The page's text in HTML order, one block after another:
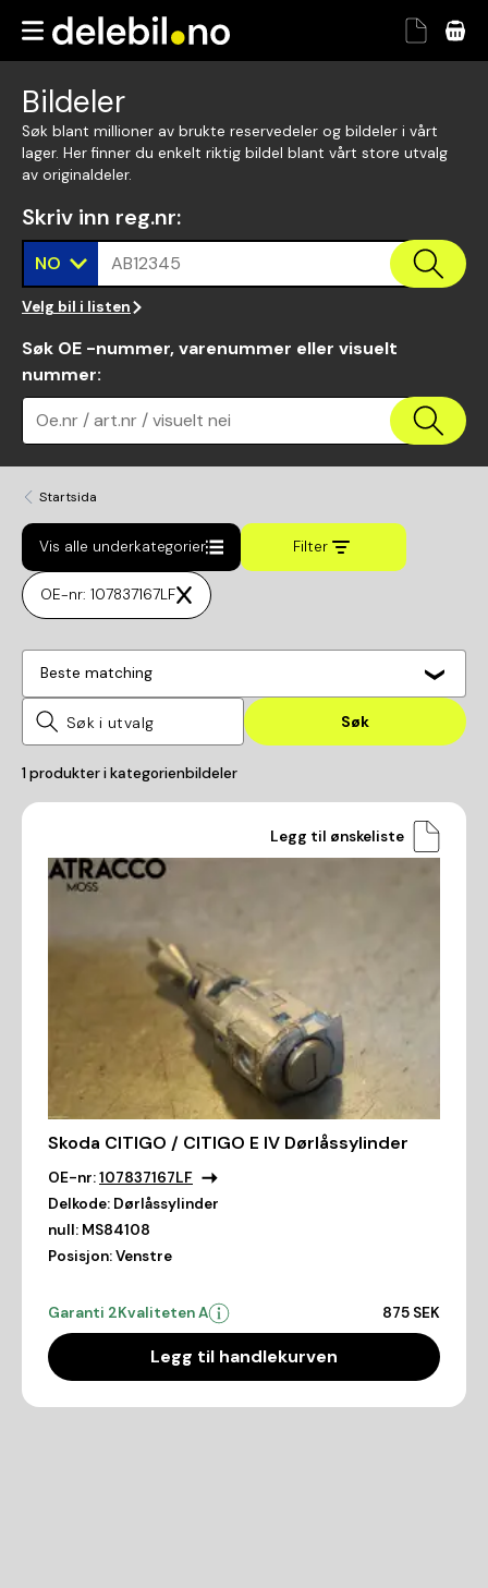
Bildeler
Søk blant millioner av brukte reservedeler og bildeler i vårt
lager. Her finner du enkelt riktig bildel blant vårt store utvalg
av originaldeler.
Skriv inn reg.nr:
NO AB12345
Velg bil i listen
Søk OE -nummer, varenummer eller visuelt
nummer:
Oe.nr / art.nr / visuelt nei
Startsida
Vis alle underkategorier Filter
OE-nr: 107837167LF
Beste matching
Søk
1produkter i kategorienbildeler
Legg til ønskeliste
Skoda CITIGO / CITIGO E IV Dørlåssylinder
OE-nr:107837167LF
Delkode: Dørlåssylinder
null: MS84108
Posisjon:Venstre
Garanti 2Kvaliteten A 875 SEK
Legg til handlekurven